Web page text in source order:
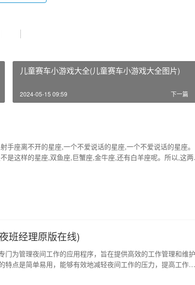
儿童赛车小游戏大全(儿童赛车小游戏大全图片)
下一篇
2024-05-15 09:59
手座离不开的星座,一个不爱说话的星座,一个不爱说话的星座。
是这样的星座,双鱼座,巨蟹座,金牛座,还有白羊座呢。所以,这两
班经理原版在线)
门为管理夜间工作的应用程序，旨在提供高效的工作管理和维护
特点是简单易用，能够有效地减轻夜间工作的压力，提高工作效